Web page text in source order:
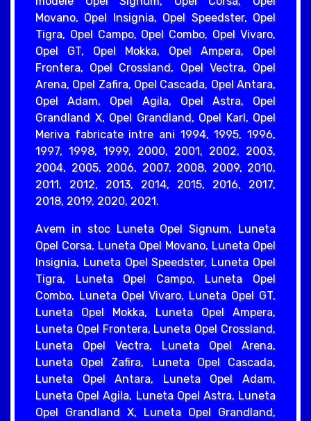
Movano, Opel Insignia, Opel Speedster, Opel
Tigra, Opel Campo, Opel Combo, Opel Vivaro,
Opel GT, Opel Mokka, Opel Ampera, Opel
Frontera, Opel Crossland, Opel Vectra, Opel
Arena, Opel Zafira, Opel Cascada, Opel Antara,
Opel Adam, Opel Agila, Opel Astra, Opel
Grandland X, Opel Grandland, Opel Karl, Opel
Meriva fabricate intre ani 1994, 1995, 1996,
1997, 1998, 1999, 2000, 2001, 2002, 2003,
2004, 2005, 2006, 2007, 2008, 2009, 2010,
2011, 2012, 2013, 2014, 2015, 2016, 2017,
2018, 2019, 2020, 2021.
Avem in stoc Luneta Opel Signum, Luneta
Opel Corsa, Luneta Opel Movano, Luneta Opel
Insignia, Luneta Opel Speedster, Luneta Opel
Tigra, Luneta Opel Campo, Luneta Opel
Combo, Luneta Opel Vivaro, Luneta Opel GT,
Luneta Opel Mokka, Luneta Opel Ampera,
Luneta Opel Frontera, Luneta Opel Crossland,
Luneta Opel Vectra, Luneta Opel Arena,
Luneta Opel Zafira, Luneta Opel Cascada,
Luneta Opel Antara, Luneta Opel Adam,
Luneta Opel Agila, Luneta Opel Astra, Luneta
Opel Grandland X, Luneta Opel Grandland,